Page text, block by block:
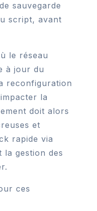
sauvegarde
script, avant
le réseau
à jour du
reconfiguration
la
doit alors
et
rapide via
la gestion des
ces